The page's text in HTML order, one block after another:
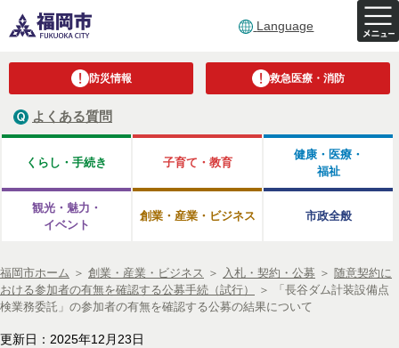
Language
防災情報 救急医療・消防
よくある質問
くらし・手続き 子育て・教育
健康・医療・
福祉
観光・魅力・
イベント
創業・産業・ビジネス 市政全般
福岡市ホーム ＞ 創業・産業・ビジネス ＞ 入札・契約・公募 ＞ 随意契約に
おける参加者の有無を確認する公募手続（試行）
＞
「長谷ダム計装設備点
検業務委託」の参加者の有無を確認する公募の結果について
更新日：2025年12月23日